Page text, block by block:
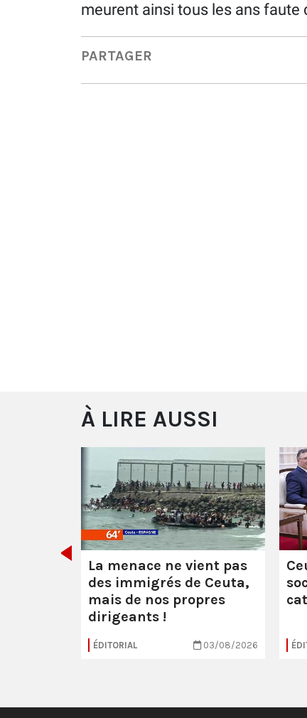
meurent ainsi tous les ans faute
PARTAGER
À LIRE AUSSI
La menace ne vient pas
des immigrés de Ceuta,
mais de nos propres
dirigeants !
ÉDITORIAL 03/08/2026